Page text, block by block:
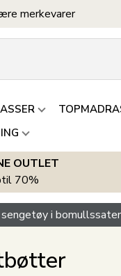
merkevarer
OUTLET
70%
i